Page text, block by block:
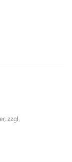
zzgl.